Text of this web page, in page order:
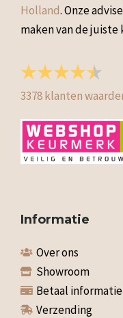
Holland. Onze
maken van de juiste
3378klanten
Informatie
Over ons
Showroom
Betaal informatie
Verzending